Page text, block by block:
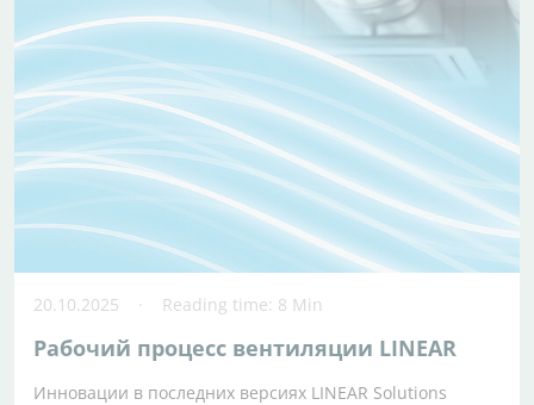
20.10.2025 Reading time: 8 Min
Рабочий процесс вентиляции LINEAR
Инновации в последних версиях LINEAR Solutions